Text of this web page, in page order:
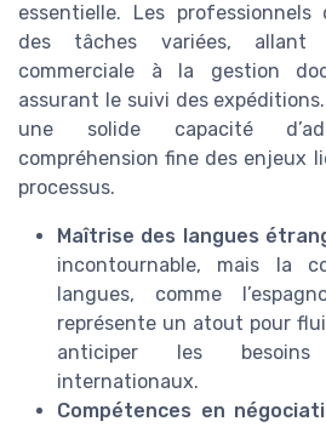
essentielle. Les
des tâches variées, allant
commerciale à la gestion
assurant le suivi des
une solide capacité
compréhension fine des enjeux
processus.
Maîtrise des langues
incontournable, mais la
langues, comme
représente un atout pour
anticiper les
internationaux.
Compétences en